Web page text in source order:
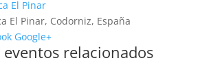
El Pinar
El Pinar, Codorniz, España
Google+
relacionados